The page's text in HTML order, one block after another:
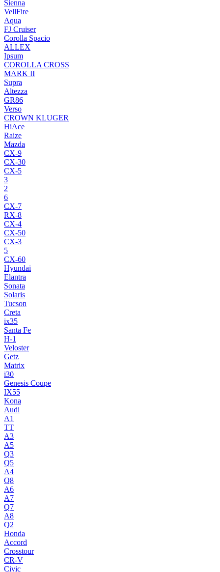
Sienna
VellFire
Aqua
FJ Cruiser
Corolla Spacio
ALLEX
Ipsum
COROLLA CROSS
MARK II
Supra
Altezza
GR86
Verso
CROWN KLUGER
HiAce
Raize
Mazda
CX-9
CX-30
CX-5
3
2
6
CX-7
RX-8
CX-4
CX-50
CX-3
5
CX-60
Hyundai
Elantra
Sonata
Solaris
Tucson
Creta
ix35
Santa Fe
H-1
Veloster
Getz
Matrix
i30
Genesis Coupe
IX55
Kona
Audi
A1
TT
A3
A5
Q3
Q5
A4
Q8
A6
A7
Q7
A8
Q2
Honda
Accord
Crosstour
CR-V
Civic